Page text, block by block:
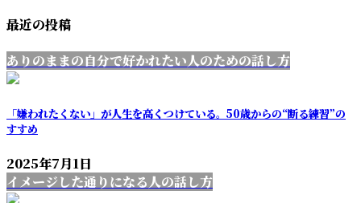
最近の投稿
ありのままの自分で好かれたい人のための話し方
「嫌われたくない」が人生を高くつけている。50歳からの“断る練習”の
すすめ
2025年7月1日
イメージした通りになる人の話し方